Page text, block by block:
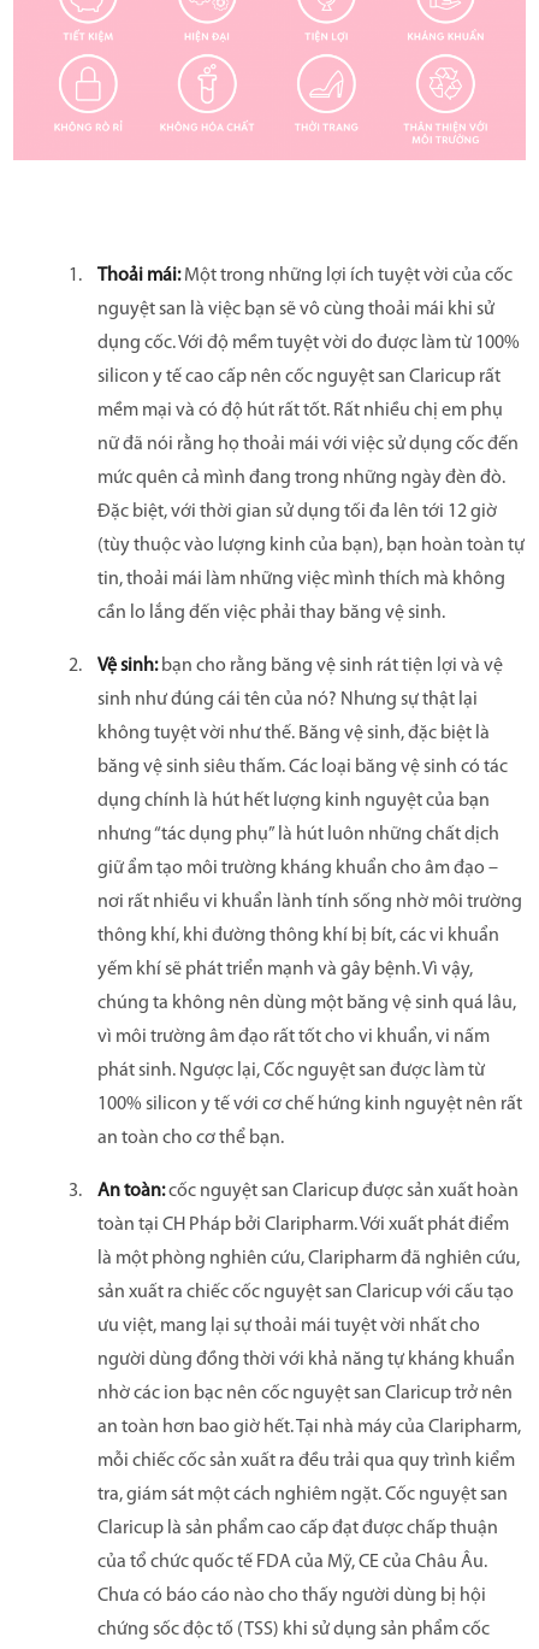
Thoải mái:Một trong những lợi ích tuyệt vời của cốc
nguyệt san là việc bạn sẽ vô cùng thoải mái khi sử
dụng cốc. Với độ mềm tuyệt vời do được làm từ 100%
silicon y tế cao cấp nên cốc nguyệt san Claricup rất
mềm mại và có độ hút rất tốt. Rất nhiều chị em phụ
nữ đã nói rằng họ thoải mái với việc sử dụng cốc đến
mức quên cả mình đang trong những ngày đèn đò.
Đặc biệt, với thời gian sử dụng tối đa lên tới 12 giờ
(tùy thuộc vào lượng kinh của bạn), bạn hoàn toàn tự
tin, thoải mái làm những việc mình thích mà không
cần lo lắng đến việc phải thay băng vệ sinh.
Vệ sinh: bạn cho rằng băng vệ sinh rát tiện lợi và vệ
sinh như đúng cái tên của nó? Nhưng sự thật lại
không tuyệt vời như thế. Băng vệ sinh, đặc biệt là
băng vệ sinh siêu thấm. Các loại băng vệ sinh có tác
dụng chính là hút hết lượng kinh nguyệt của bạn
nhưng“tác dụng phụ” là hút luôn những chất dịch
giữ ẩm tạo môi trường kháng khuẩn cho âm đạo –
nơi rất nhiều vi khuẩn lành tính sống nhờ môi trường
thông khí, khi đường thông khí bị bít, các vi khuẩn
yếm khí sẽ phát triển mạnh và gây bệnh.Vì vậy,
chúng ta không nên dùng một băng vệ sinh quá lâu,
vì môi trường âm đạo rất tốt cho vi khuẩn, vi nấm
phát sinh. Ngược lại, Cốc nguyệt san được làm từ
100% silicon y tế với cơ chế hứng kinh nguyệt nên rất
an toàn cho cơ thể bạn.
An toàn:cốc nguyệt san Claricup được sản xuất hoàn
toàn tại CH Pháp bởi Claripharm. Với xuất phát điểm
là một phòng nghiên cứu, Claripharm đã nghiên cứu,
sản xuất ra chiếc cốc nguyệt san Claricup với cấu tạo
ưu việt, mang lại sự thoải mái tuyệt vời nhất cho
người dùng đồng thời với khả năng tự kháng khuẩn
nhờ các ion bạc nên cốc nguyệt san Claricup trở nên
an toàn hơn bao giờ hết. Tại nhà máy của Claripharm,
mỗi chiếc cốc sản xuất ra đều trải qua quy trình kiểm
tra, giám sát một cách nghiêm ngặt. Cốc nguyệt san
Claricup là sản phẩm cao cấp đạt được chấp thuận
của tổ chức quốc tế FDA của Mỹ, CE của Châu Âu.
Chưa có báo cáo nào cho thấy người dùng bị hội
chứng sốc độc tố (TSS) khi sử dụng sản phẩm cốc
HƯỚNG DẪN VỆ SINH CỐC
CÂU HỎI THƯỜNG GẶP